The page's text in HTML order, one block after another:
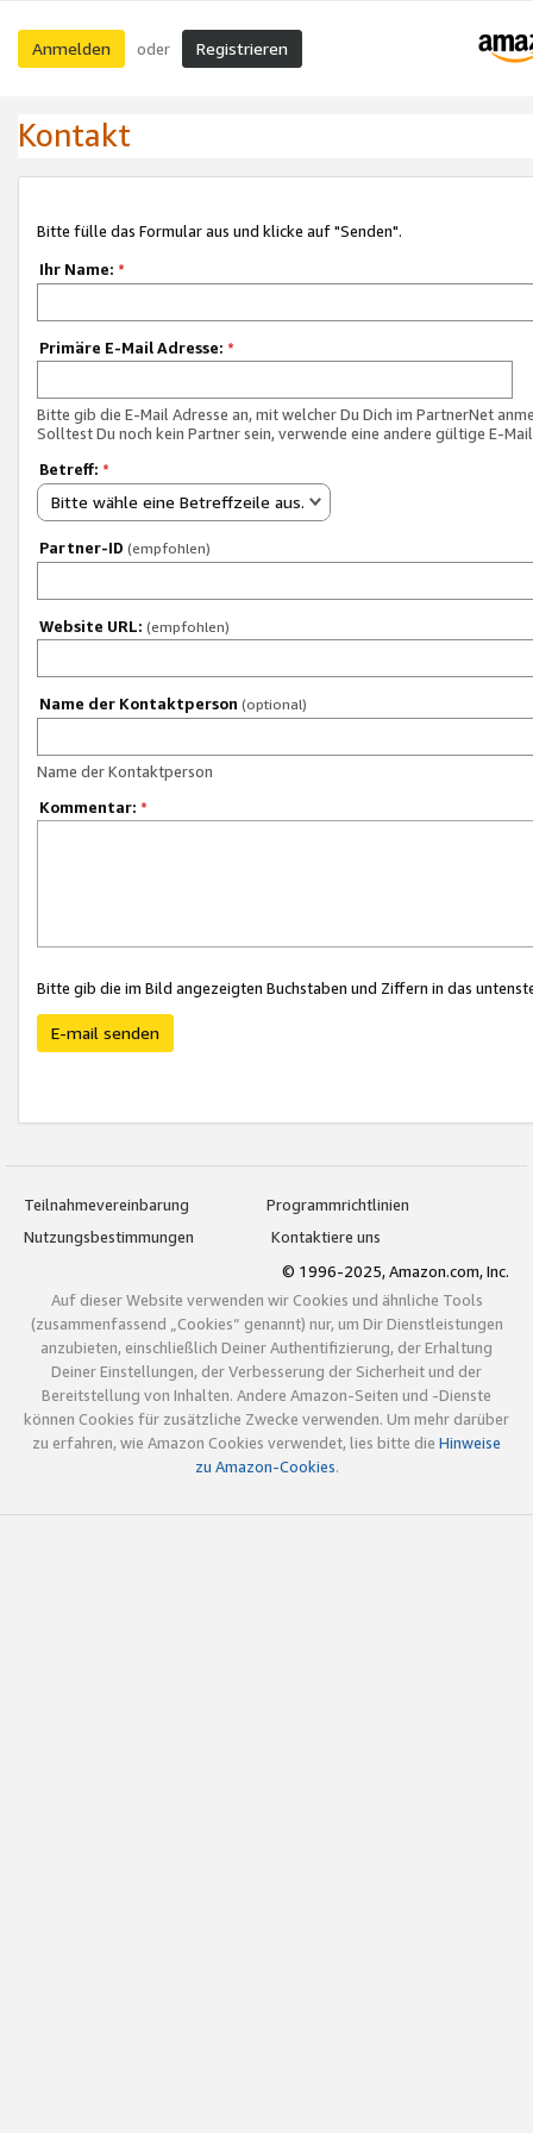
Anmelden oder Registrieren
Kontakt
Bitte fülle das Formular aus und klicke auf "Senden".
Ihr Name: *
Primäre E-Mail Adresse: *
Bitte gib die E-Mail Adresse an, mit welcher Du Dich im PartnerNet
Solltest Du noch kein Partner sein, verwende eine andere gültige E-
Betreff: *
Bitte wähle eine Betreffzeile aus.
Partner-ID (empfohlen)
Website URL: (empfohlen)
Name der Kontaktperson (optional)
Name der Kontaktperson
Kommentar: *
Bitte gib die im Bild angezeigten Buchstaben und Ziffern in das
E-mail senden
Teilnahmevereinbarung
Programmrichtlinien
Nutzungsbestimmungen
Kontaktiere uns
© 1996-2025, Amazon.com, Inc.
Auf dieser Website verwenden wir Cookies und ähnliche Tools
(zusammenfassend „Cookies“ genannt) nur, um Dir Dienstleistungen
anzubieten, einschließlich Deiner Authentifizierung, der Erhaltung
Deiner Einstellungen, der Verbesserung der Sicherheit und der
Bereitstellung von Inhalten. Andere Amazon-Seiten und -Dienste
können Cookies für zusätzliche Zwecke verwenden. Um mehr darüber
zu erfahren, wie Amazon Cookies verwendet, lies bitte die Hinweise
zu Amazon-Cookies.